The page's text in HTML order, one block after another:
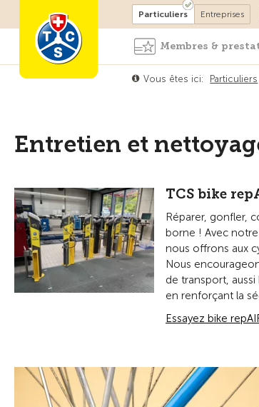
Devenir membre
Particuliers Entreprises
Membres &
Vous êtes ici: Particuliers
Entretien et
TCS bike
Réparer, gonfler,
borne ! Avec
nous offrons aux
Nous
de transport,
en renforçant la
Essayez bike